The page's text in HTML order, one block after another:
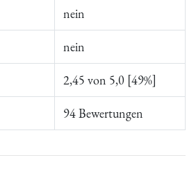
nein
nein
2,45 von 5,0 [49%]
94 Bewertungen